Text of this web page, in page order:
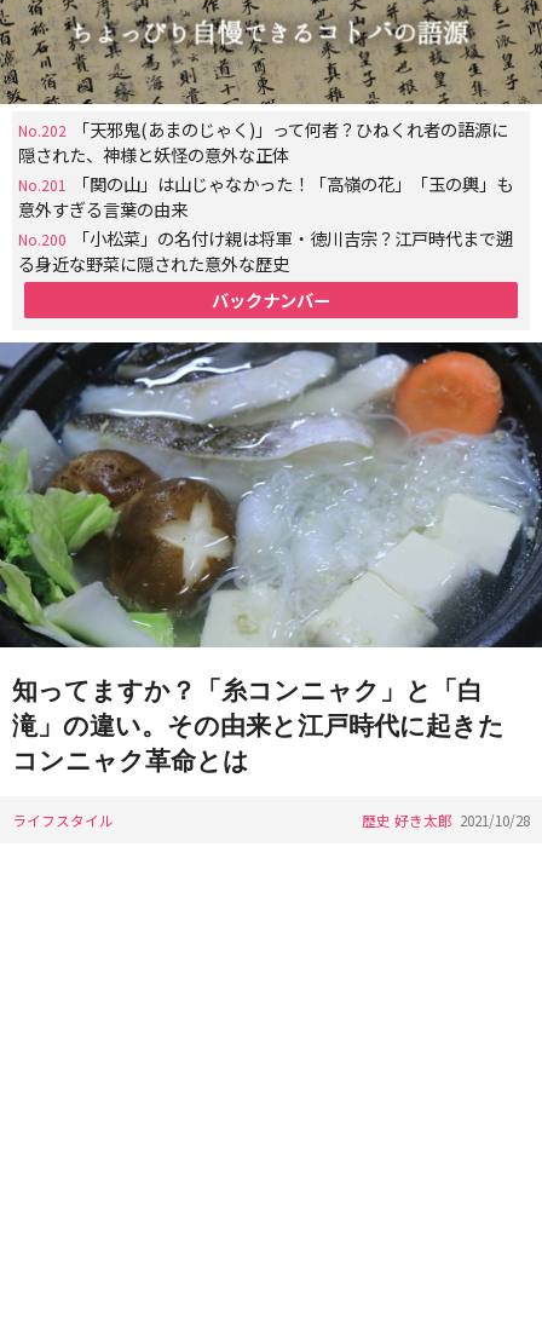
No.202
「天邪鬼(あまのじゃく)」って何者？ひねくれ者の語源に
隠された、神様と妖怪の意外な正体
No.201
「関の山」は山じゃなかった！「高嶺の花」「玉の輿」も
意外すぎる言葉の由来
No.200
「小松菜」の名付け親は将軍・徳川吉宗？江戸時代まで遡
る身近な野菜に隠された意外な歴史
バックナンバー
知ってますか？「糸コンニャク」と「白
滝」の違い。その由来と江戸時代に起きた
コンニャク革命とは
ライフスタイル 歴史 好き太郎 2021/10/28